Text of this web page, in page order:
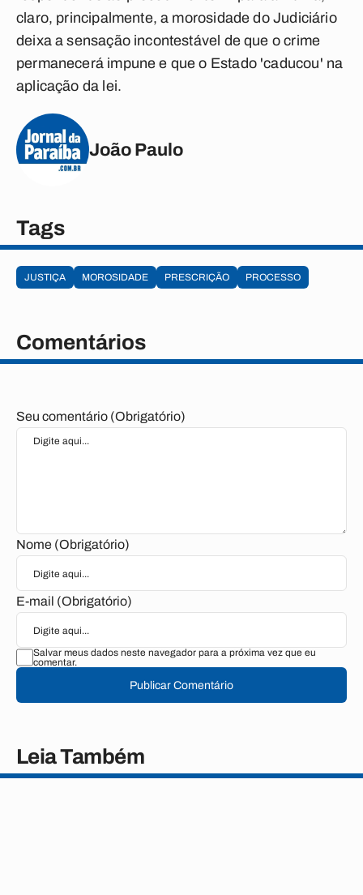
claro, principalmente, a morosidade do Judiciário
deixa a sensação incontestável de que o crime
permanecerá impune e que o Estado 'caducou' na
aplicação da lei.
João Paulo
Tags
JUSTIÇA MOROSIDADE PRESCRIÇÃO PROCESSO
Comentários
Seu comentário (Obrigatório)
Nome (Obrigatório)
E-mail (Obrigatório)
Salvar meus dados neste navegador para a próxima vez que eu
comentar.
Publicar Comentário
Leia Também